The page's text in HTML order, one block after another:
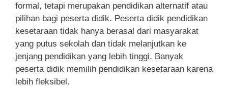
formal, tetapi merupakan pendidikan alternatif atau
pilihan bagi peserta didik. Peserta didik pendidikan
kesetaraan tidak hanya berasal dari masyarakat
yang putus sekolah dan tidak melanjutkan ke
jenjang pendidikan yang lebih tinggi. Banyak
peserta didik memilih pendidikan kesetaraan karena
lebih fleksibel.